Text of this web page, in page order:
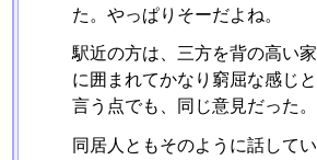
た。やっぱりそーだよね。
駅近の方は、三方を背の高い家
に囲まれてかなり窮屈な感じと
言う点でも、同じ意見だった。
同居人ともそのように話してい